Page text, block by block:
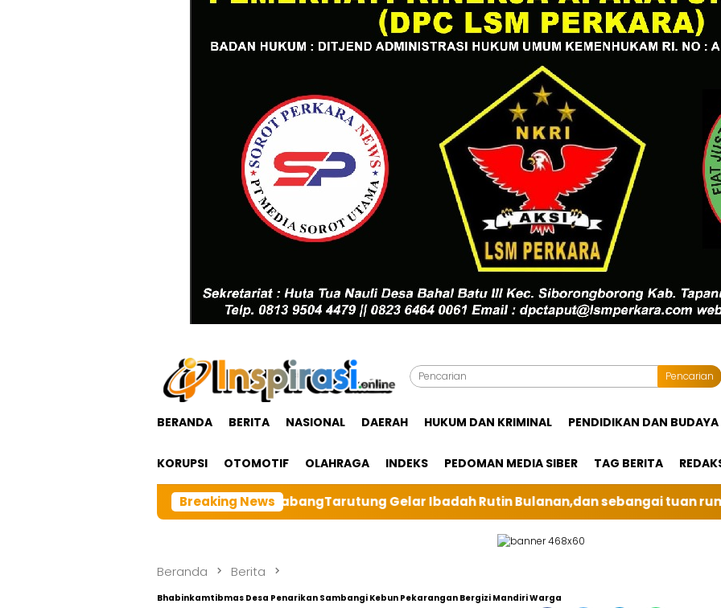
Pencarian
BERANDA BERITA NASIONAL DAERAH HUKUM DAN KRIMINAL PENDIDIKAN DAN BUDAYA
KORUPSI OTOMOTIF OLAHRAGA INDEKS PEDOMAN MEDIA SIBER TAG BERITA
Breaking News
Besar BRI cabangTarutung Gelar Ibadah Rutin Bulanan,dan sebangai tuan rumah kali ini BRI Unit Silindung
Beranda Berita
Bhabinkamtibmas Desa Penarikan Sambangi Kebun Pekarangan Bergizi Mandiri Warga